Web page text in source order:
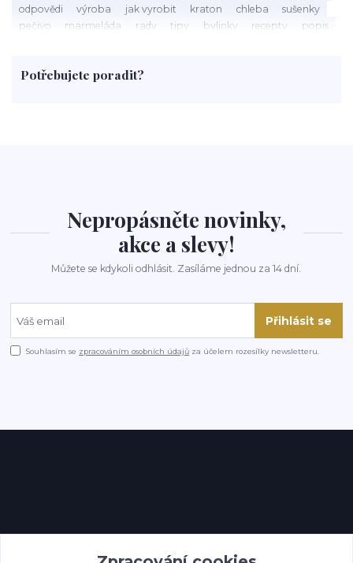
odpovědi
výroba jak vyrobit kraton chleba
sušenky
pečivo
marmeláda rady tipy bylinky recepty
popis
rohlíky
grilování čaj
Potřebujete poradit?
Nepropásněte novinky,
akce a slevy!
Můžete se kdykoli odhlásit. Zasíláme jednou za 14 dní.
Přihlásit se
Souhlasím se zpracováním osobních údajů za účelem rozesílky newsletteru.